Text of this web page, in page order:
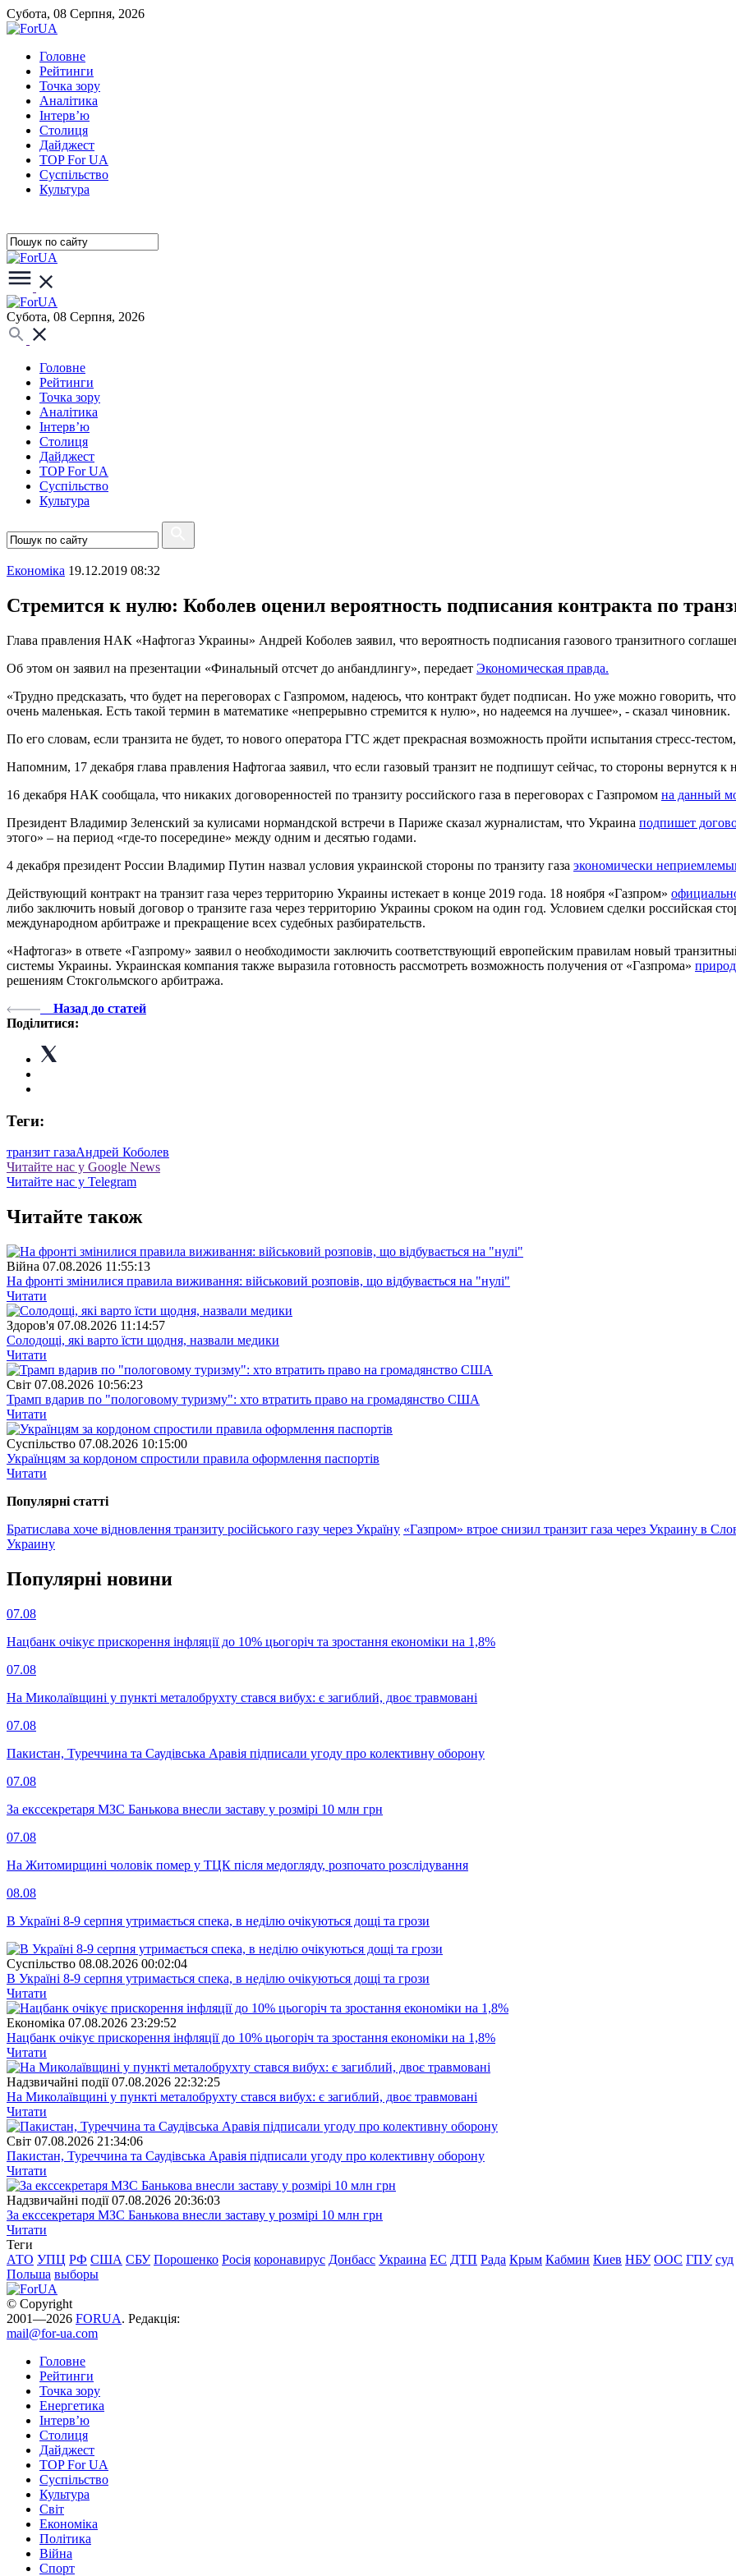
Субота, 08 Серпня, 2026
Головне
Рейтинги
Точка зору
Аналітика
Інтерв’ю
Столиця
Дайджест
TOP For UA
Суспiльство
Культура
Субота, 08 Серпня, 2026
Головне
Рейтинги
Точка зору
Аналітика
Інтерв’ю
Столиця
Дайджест
TOP For UA
Суспiльство
Культура
Економіка 19.12.2019 08:32
Стремится к нулю: Коболев оценил вероятность подписания контракта по
Глава правления НАК «Нафтогаз Украины» Андрей Коболев заявил, что вероятность подписания газового транзитного
Об этом он заявил на презентации «Финальный отсчет до анбандлингу», передает Экономическая правда.
«Трудно предсказать, что будет на переговорах с Газпромом, надеюсь, что контракт будет подписан. Но уже можно говорить,
очень маленькая. Есть такой термин в математике «непрерывно стремится к нулю», но надеемся на лучшее», - сказал чиновник.
По его словам, если транзита не будет, то нового оператора ГТС ждет прекрасная возможность пройти испытания стресс-
Напомним, 17 декабря глава правления Нафтогаа заявил, что если газовый транзит не подпишут сейчас, то стороны вернутся к
16 декабря НАК сообщала, что никаких договоренностей по транзиту российского газа в переговорах с Газпромом на данный
Президент Владимир Зеленский за кулисами нормандской встречи в Париже сказал журналистам, что Украина подпишет
этого» – на период «где-то посередине» между одним и десятью годами.
4 декабря президент России Владимир Путин назвал условия украинской стороны по транзиту газа экономически
Действующий контракт на транзит газа через территорию Украины истекает в конце 2019 года. 18 ноября «Газпром»
либо заключить новый договор о транзите газа через территорию Украины сроком на один год. Условием сделки российская
международном арбитраже и прекращение всех судебных разбирательств.
«Нафтогаз» в ответе «Газпрому» заявил о необходимости заключить соответствующий европейским правилам новый
системы Украины. Украинская компания также выразила готовность рассмотреть возможность получения от «Газпрома»
решениям Cтокгольмского арбитража.
Назад до статей
Поділитися:
Теги:
транзит газаАндрей Коболев
Читайте нас у Google News
Читайте нас у Telegram
Читайте також
Війна 07.08.2026 11:55:13
На фронті змінилися правила виживання: військовий розповів, що відбувається на "нулі"
Читати
Здоров'я 07.08.2026 11:14:57
Солодощі, які варто їсти щодня, назвали медики
Читати
Свiт 07.08.2026 10:56:23
Трамп вдарив по "пологовому туризму": хто втратить право на громадянство США
Читати
Суспiльство 07.08.2026 10:15:00
Українцям за кордоном спростили правила оформлення паспортів
Читати
Популярнi статтi
Братислава хоче відновлення транзиту російського газу через Україну «Газпром» втрое снизил транзит газа через Украину в
Украину
Популярнi новини
07.08
Нацбанк очікує прискорення інфляції до 10% цьогоріч та зростання економіки на 1,8%
07.08
На Миколаївщині у пункті металобрухту стався вибух: є загиблий, двоє травмовані
07.08
Пакистан, Туреччина та Саудівська Аравія підписали угоду про колективну оборону
07.08
За екссекретаря МЗС Банькова внесли заставу у розмірі 10 млн грн
07.08
На Житомирщині чоловік помер у ТЦК після медогляду, розпочато розслідування
08.08
В Україні 8-9 серпня утримається спека, в неділю очікуються дощі та грози
Суспiльство 08.08.2026 00:02:04
В Україні 8-9 серпня утримається спека, в неділю очікуються дощі та грози
Читати
Економіка 07.08.2026 23:29:52
Нацбанк очікує прискорення інфляції до 10% цьогоріч та зростання економіки на 1,8%
Читати
Надзвичайні події 07.08.2026 22:32:25
На Миколаївщині у пункті металобрухту стався вибух: є загиблий, двоє травмовані
Читати
Свiт 07.08.2026 21:34:06
Пакистан, Туреччина та Саудівська Аравія підписали угоду про колективну оборону
Читати
Надзвичайні події 07.08.2026 20:36:03
За екссекретаря МЗС Банькова внесли заставу у розмірі 10 млн грн
Читати
Теги
АТО УПЦ РФ США СБУ Порошенко Росія коронавирус Донбасс Украина ЕС ДТП Рада Крым Кабмин Киев НБУ ООС ГПУ суд
Польша выборы
© Copyright
2001—2026 FORUA. Редакція:
mail@for-ua.com
Головне
Рейтинги
Точка зору
Енергетика
Інтерв’ю
Столиця
Дайджест
TOP For UA
Суспiльство
Культура
Світ
Економіка
Політика
Війна
Спорт